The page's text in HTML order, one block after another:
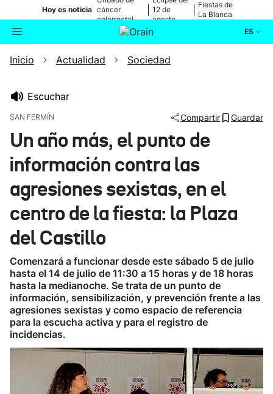
Hoy es noticia cáncer
colorrectal
12 de
agosto
Fiestas de
La Blanca
ES
Buscador Actualidad
Ikusmiran
Eguraldia
Inicio Actualidad Sociedad
Escuchar
SAN FERMÍN Compartir Guardar
Un año más, el punto de
información contra las
agresiones sexistas, en el
centro de la fiesta: la Plaza
del Castillo
Comenzará a funcionar desde este sábado 5 de julio
hasta el 14 de julio de 11:30 a 15 horas y de 18 horas
hasta la medianoche. Se trata de un punto de
información, sensibilización, y prevención frente a las
agresiones sexistas y como espacio de referencia
para la escucha activa y para el registro de
incidencias.